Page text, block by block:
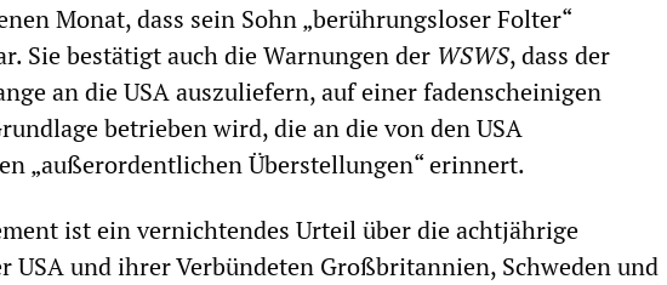
Monat, dass sein Sohn „berührungsloser Folter“
Sie bestätigt auch die Warnungen der WSWS, dass der
an die USA auszuliefern, auf einer fadenscheinigen
betrieben wird, die an die von den USA
„außerordentlichen Überstellungen“ erinnert.
ist ein vernichtendes Urteil über die achtjährige
USA und ihrer Verbündeten Großbritannien, Schweden und